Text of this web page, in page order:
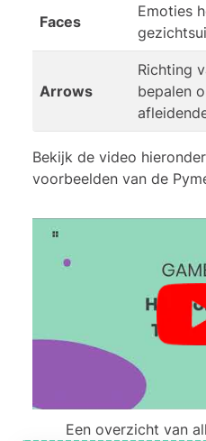
Faces
Emoties
Arrows
Richting
bepalen
Bekijk de video
voorbeelden van de
Een overzicht van